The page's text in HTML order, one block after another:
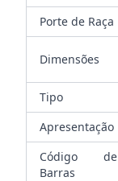
Porte de Raça
Dimensões
Tipo
Apresentação
Código de
Barras